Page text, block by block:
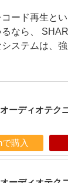
ード再生と
なら、
ステムは、
オーディオテク
購入